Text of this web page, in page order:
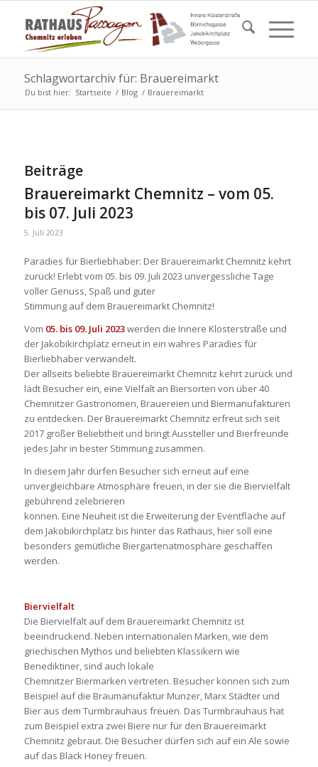
Schlagwortarchiv für: Brauereimarkt
Du bist hier: Startseite / Blog / Brauereimarkt
Beiträge
Brauereimarkt Chemnitz – vom 05.
bis 07. Juli 2023
5. Juli 2023
Paradies für Bierliebhaber: Der Brauereimarkt Chemnitz kehrt
zurück! Erlebt vom 05. bis 09. Juli 2023 unvergessliche Tage
voller Genuss, Spaß und guter
Stimmung auf dem Brauereimarkt Chemnitz!
Vom 05. bis 09. Juli 2023werden die Innere Klosterstraße und
der Jakobikirchplatz erneut in ein wahres Paradies für
Bierliebhaber verwandelt.
Der allseits beliebte Brauereimarkt Chemnitz kehrt zurück und
lädt Besucher ein, eine Vielfalt an Biersorten von über 40
Chemnitzer Gastronomen, Brauereien und Biermanufakturen
zu entdecken. Der Brauereimarkt Chemnitz erfreut sich seit
2017 großer Beliebtheit und bringt Aussteller und Bierfreunde
jedes Jahr in bester Stimmung zusammen.
In diesem Jahr dürfen Besucher sich erneut auf eine
unvergleichbare Atmosphäre freuen, in der sie die Biervielfalt
gebührend zelebrieren
können. Eine Neuheit ist die Erweiterung der Eventfläche auf
dem Jakobikirchplatz bis hinter das Rathaus, hier soll eine
besonders gemütliche Biergartenatmosphäre geschaffen
werden.
Biervielfalt
Die Biervielfalt auf dem Brauereimarkt Chemnitz ist
beeindruckend. Neben internationalen Marken, wie dem
griechischen Mythos und beliebten Klassikern wie
Benediktiner, sind auch lokale
Chemnitzer Biermarken vertreten. Besucher können sich zum
Beispiel auf die Braumanufaktur Munzer, Marx Städter und
Bier aus dem Turmbrauhaus freuen. Das Turmbrauhaus hat
zum Beispiel extra zwei Biere nur für den Brauereimarkt
Chemnitz gebraut. Die Besucher dürfen sich auf ein Ale sowie
auf das Black Honey freuen.